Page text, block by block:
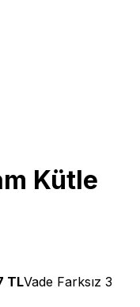
Kütle
TLVade Farksız 3